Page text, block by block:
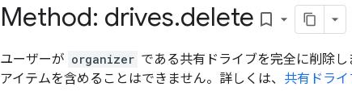
Method: drives.delete bookmark_border
ユーザーが organizer である共有ドライブを完全に削除
アイテムを含めることはできません。詳しくは、 共有ドラ